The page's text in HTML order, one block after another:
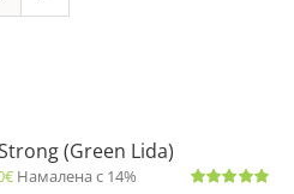
(Green Lida)
€ Намалена с 14%